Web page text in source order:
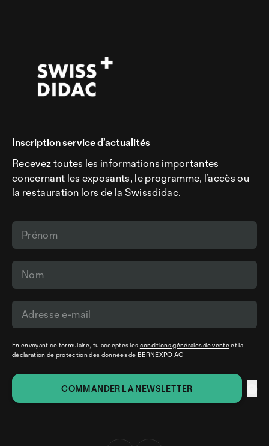
Inscription service d’actualités
Recevez toutes les informations importantes
concernant les exposants, le programme, l’accès ou
la restauration lors de la Swissdidac.
En envoyant ce formulaire, tu acceptes les conditions générales de venteet la
déclaration de protection des donnéesde BERNEXPO AG